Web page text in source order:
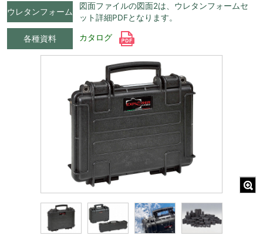
ウレタンフォーム
図面ファイルの図面2は、ウレタンフォームセ
ット詳細PDFとなります。
各種資料 カタログ